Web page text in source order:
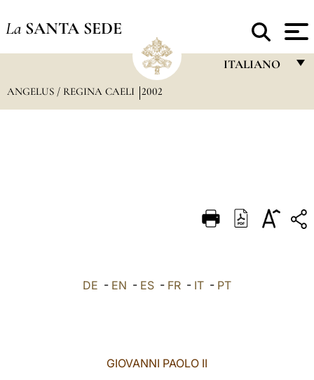
La SANTA SEDE
ITALIANO
DEUTSCH
العربيّة
ANGELUS / REGINA CAELI 2002
DE - EN - ES - FR - IT - PT
GIOVANNI PAOLO II